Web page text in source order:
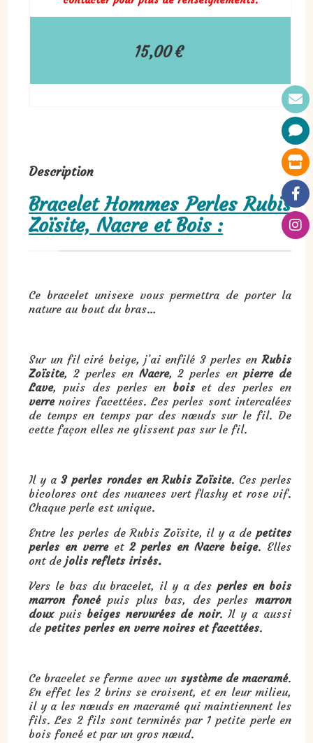
15,00€
Description
Bracelet Hommes Perles Rubis
Zoïsite, Nacre et Bois :
Ce bracelet unisexe vous permettra de porter la
nature au bout du bras…
Sur un fil ciré beige, j’ai enfilé 3 perles enRubis
Zoïsite, 2 perles en Nacre, 2 perles en pierre de
Lave, puis des perles en boiset des perles en
verrenoires facettées. Les perles sont intercalées
de temps en temps par des nœuds sur le fil. De
cette façon elles ne glissent pas sur le fil.
Il y a3 perles rondes en Rubis Zoïsite. Ces perles
bicolores ont des nuances vert flashy et rose vif.
Chaque perle est unique.
Entre les perles de Rubis Zoïsite, il y a de petites
perles en verreet 2 perles en Nacre beige. Elles
ont dejolis reflets irisés.
Vers le bas du bracelet, il y a des perles en bois
marron foncépuis plus bas, des perles marron
douxpuis beiges nervurées de noir. Il y a aussi
de petites perles en verre noires et facettées.
Ce bracelet se ferme avec un système de macramé.
En effet les 2 brins se croisent, et en leur milieu,
il y a les nœuds en macramé qui maintiennent les
fils. Les 2 fils sont terminés par 1 petite perle en
bois foncé et par un gros nœud.